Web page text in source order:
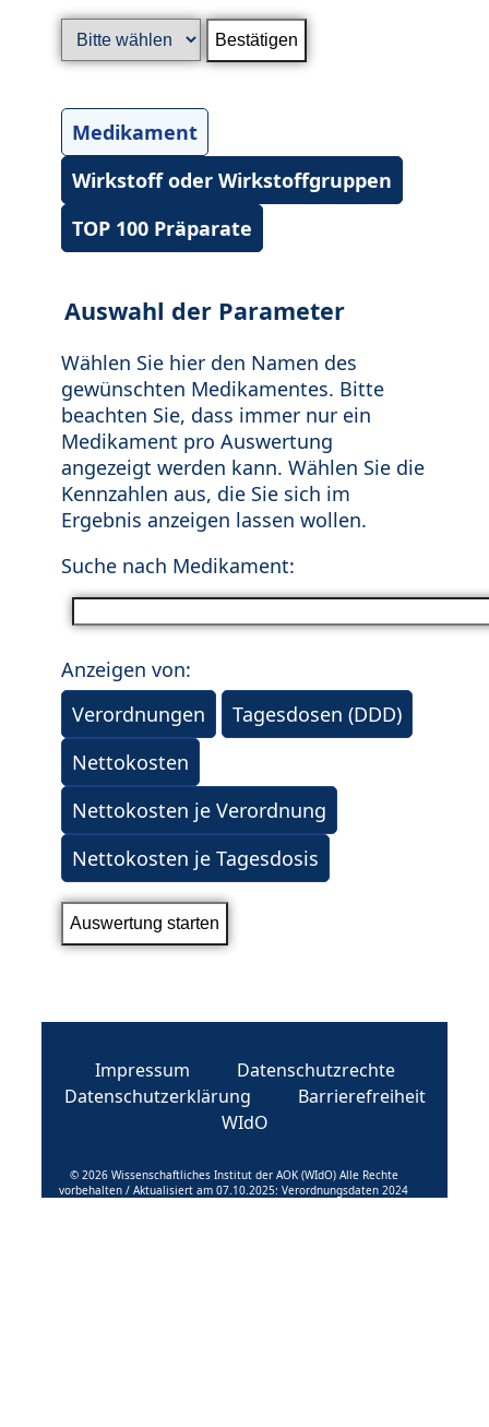
Medikament
Wirkstoff oder Wirkstoffgruppen
TOP 100 Präparate
Auswahl der Parameter
Wählen Sie hier den Namen des
gewünschten Medikamentes. Bitte
beachten Sie, dass immer nur ein
Medikament pro Auswertung
angezeigt werden kann. Wählen Sie die
Kennzahlen aus, die Sie sich im
Ergebnis anzeigen lassen wollen.
Suche nach Medikament:
Anzeigen von:
Verordnungen
Tagesdosen (DDD)
Nettokosten
Nettokosten je Verordnung
Nettokosten je Tagesdosis
Impressum
Datenschutzrechte
Datenschutzerklärung
Barrierefreiheit
WIdO
© 2026 Wissenschaftliches Institut der AOK (WIdO) Alle Rechte
vorbehalten / Aktualisiert am 07.10.2025: Verordnungsdaten 2024